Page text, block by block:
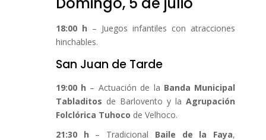
18:00 h – Juegos infantiles con atracciones
hinchables.
San Juan de Tarde
19:00 h – Actuación de la Banda Municipal
Tabladitos de Barlovento y laAgrupación
Folclórica Tuhoco de Velhoco.
21:30 h – Tradicional Baile de la Faya,